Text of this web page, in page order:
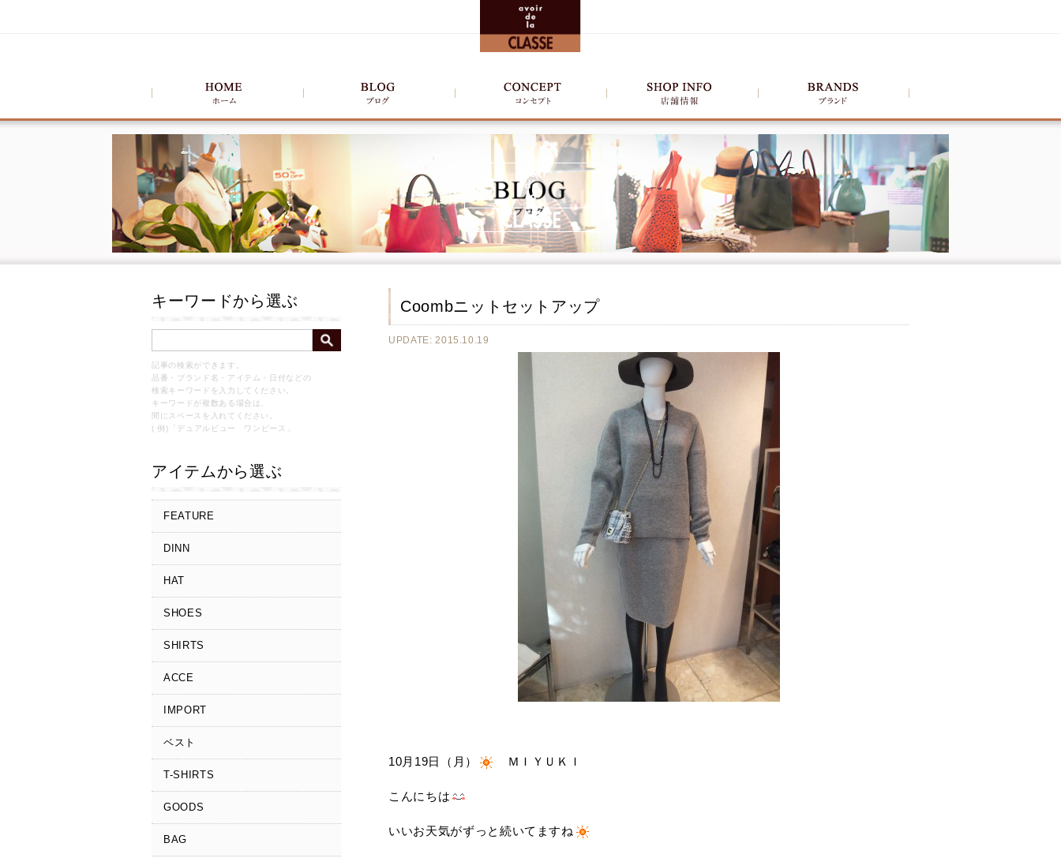
キーワードから選ぶ
記事の検索ができます。
品番・ブランド名・アイテム・日付などの
検索キーワードを入力してください。
キーワードが複数ある場合は、
間にスペースを入れてください。
( 例)「デュアルビュー ワンピース」
アイテムから選ぶ
FEATURE
DINN
HAT
SHOES
SHIRTS
ACCE
IMPORT
ベスト
T-SHIRTS
GOODS
BAG
Coombニットセットアップ
UPDATE: 2015.10.19
10月19日（月） ＭＩＹＵＫＩ
こんにちは
いいお天気がずっと続いてますね